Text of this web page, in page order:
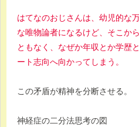
はてなのおじさんは、幼児的な
な唯物論者になるけど、そこか
ともなく、なぜか年収とか学歴
ート志向へ向かってしまう。
この矛盾が精神を分断させる。
神経症の二分法思考の図